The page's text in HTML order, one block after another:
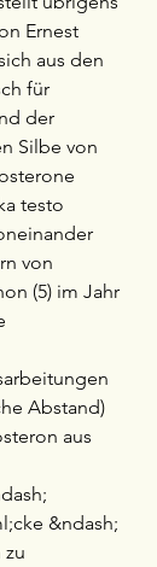
Ernest
aus den
für
der
Silbe von
testo
von
(5) im Jahr
Abstand)
aus
&ndash;
zu